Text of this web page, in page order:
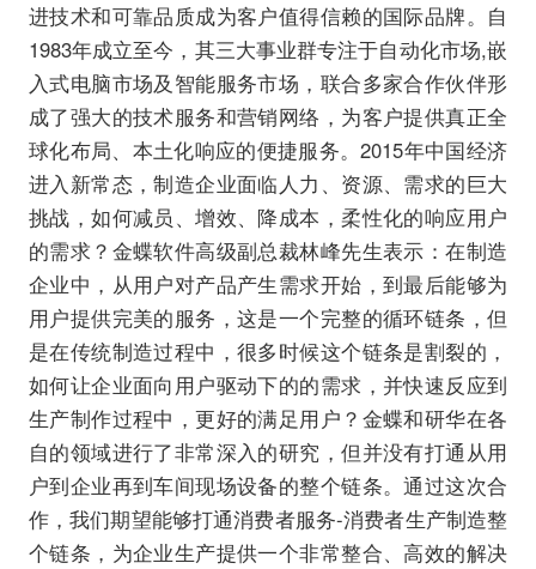
进技术和可靠品质成为客户值得信赖的国际品牌。自
1983年成立至今，其三大事业群专注于自动化市场,嵌
入式电脑市场及智能服务市场，联合多家合作伙伴形
成了强大的技术服务和营销网络，为客户提供真正全
球化布局、本土化响应的便捷服务。2015年中国经济
进入新常态，制造企业面临人力、资源、需求的巨大
挑战，如何减员、增效、降成本，柔性化的响应用户
的需求？金蝶软件高级副总裁林峰先生表示：在制造
企业中，从用户对产品产生需求开始，到最后能够为
用户提供完美的服务，这是一个完整的循环链条，但
是在传统制造过程中，很多时候这个链条是割裂的，
如何让企业面向用户驱动下的的需求，并快速反应到
生产制作过程中，更好的满足用户？金蝶和研华在各
自的领域进行了非常深入的研究，但并没有打通从用
户到企业再到车间现场设备的整个链条。通过这次合
作，我们期望能够打通消费者服务-消费者生产制造整
个链条，为企业生产提供一个非常整合、高效的解决